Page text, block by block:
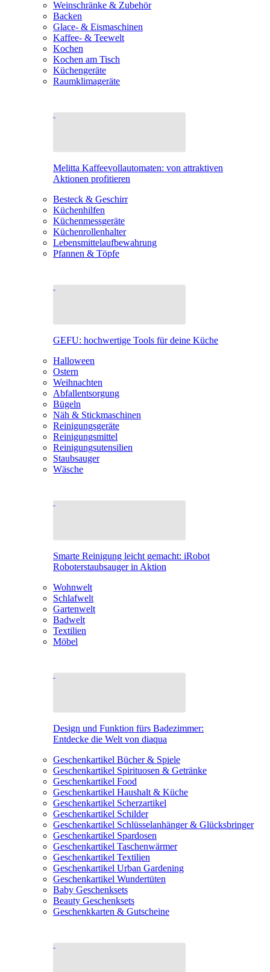
Weinschränke & Zubehör
Backen
Glace- & Eismaschinen
Kaffee- & Teewelt
Kochen
Kochen am Tisch
Küchengeräte
Raumklimageräte
Melitta Kaffeevollautomaten: von attraktiven
Aktionen profitieren
Besteck & Geschirr
Küchenhilfen
Küchenmessgeräte
Küchenrollenhalter
Lebensmittelaufbewahrung
Pfannen & Töpfe
GEFU: hochwertige Tools für deine Küche
Halloween
Ostern
Weihnachten
Abfallentsorgung
Bügeln
Näh & Stickmaschinen
Reinigungsgeräte
Reinigungsmittel
Reinigungsutensilien
Staubsauger
Wäsche
Smarte Reinigung leicht gemacht: iRobot
Roboterstaubsauger in Aktion
Wohnwelt
Schlafwelt
Gartenwelt
Badwelt
Textilien
Möbel
Design und Funktion fürs Badezimmer:
Entdecke die Welt von diaqua
Geschenkartikel Bücher & Spiele
Geschenkartikel Spirituosen & Getränke
Geschenkartikel Food
Geschenkartikel Haushalt & Küche
Geschenkartikel Scherzartikel
Geschenkartikel Schilder
Geschenkartikel Schlüsselanhänger & Glücksbringer
Geschenkartikel Spardosen
Geschenkartikel Taschenwärmer
Geschenkartikel Textilien
Geschenkartikel Urban Gardening
Geschenkartikel Wundertüten
Baby Geschenksets
Beauty Geschenksets
Geschenkkarten & Gutscheine